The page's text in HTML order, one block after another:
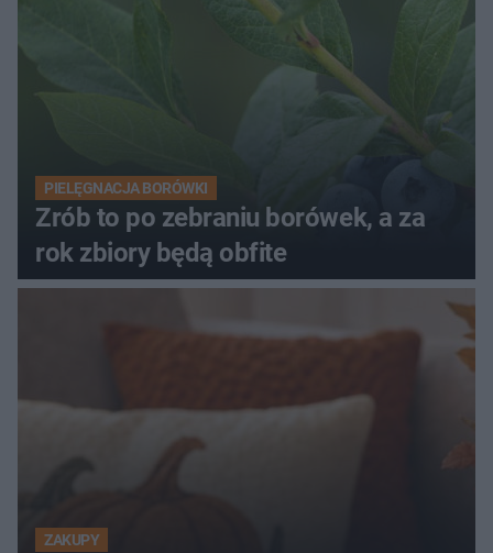
PIELĘGNACJA BORÓWKI
Zrób to po zebraniu borówek, a za
rok zbiory będą obfite
ZAKUPY